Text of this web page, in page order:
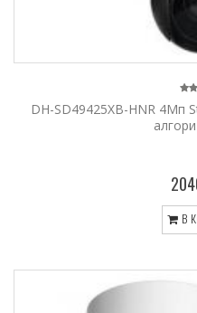
DH-SD49425XB-HNR 4Мп
В